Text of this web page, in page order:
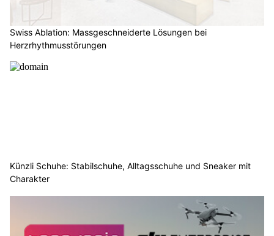
Swiss Ablation: Massgeschneiderte Lösungen bei
Herzrhythmusstörungen
Künzli Schuhe: Stabilschuhe, Alltagsschuhe und Sneaker mit
Charakter